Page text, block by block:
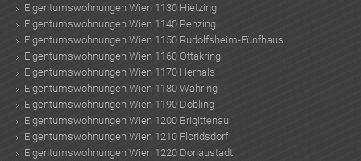
Eigentumswohnungen Wien 1130 Hietzing
Eigentumswohnungen Wien 1140 Penzing
Eigentumswohnungen Wien 1150 Rudolfsheim-Fünfhaus
Eigentumswohnungen Wien 1160 Ottakring
Eigentumswohnungen Wien 1170 Hernals
Eigentumswohnungen Wien 1180 Währing
Eigentumswohnungen Wien 1190 Döbling
Eigentumswohnungen Wien 1200 Brigittenau
Eigentumswohnungen Wien 1210 Floridsdorf
Eigentumswohnungen Wien 1220 Donaustadt